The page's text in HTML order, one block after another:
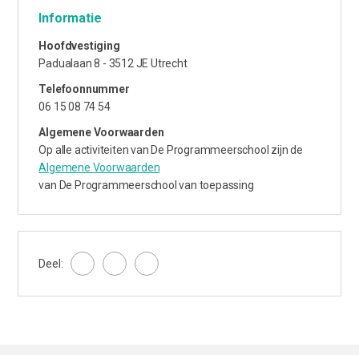
Informatie
Hoofdvestiging
Padualaan 8 - 3512 JE Utrecht
Telefoonnummer
06 15 08 74 54
Algemene Voorwaarden
Op alle activiteiten van De Programmeerschool zijn de
Algemene Voorwaarden
van De Programmeerschool van toepassing
Deel: